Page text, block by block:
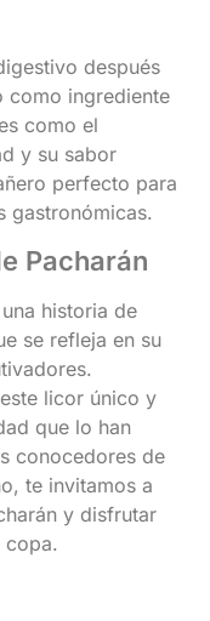
después
como ingrediente
como el
y su sabor
perfecto para
gastronómicas.
Pacharán
historia de
se refleja en su
licor único y
que lo han
conocedores de
te invitamos a
y disfrutar
copa.